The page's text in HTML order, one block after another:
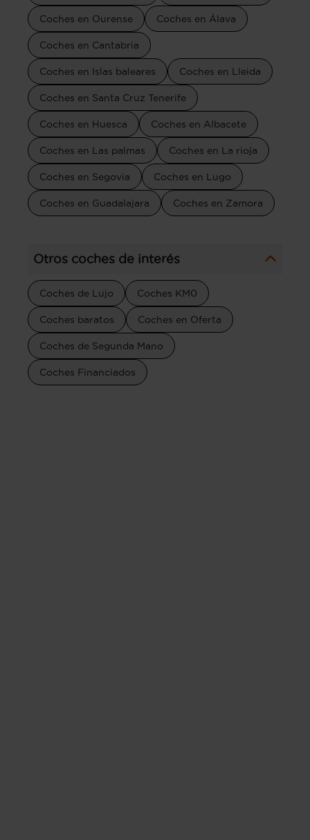
Coches en Ourense Coches en Álava
Coches en Cantabria
Coches en Islas baleares Coches en Lleida
Coches en Santa Cruz Tenerife
Coches en Huesca Coches en Albacete
Coches en Las palmas Coches en La rioja
Coches en Segovia Coches en Lugo
Coches en Guadalajara Coches en Zamora
Otros coches de interés
Coches de Lujo Coches KM0
Coches baratos Coches en Oferta
Coches de Segunda Mano
Coches Financiados